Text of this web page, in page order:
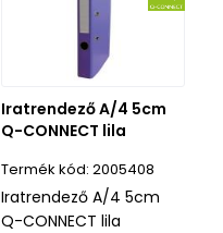
Iratrendező A/4 5cm
Q-CONNECT lila
2005408
Iratrendező A/4 5cm
Q-CONNECT lila